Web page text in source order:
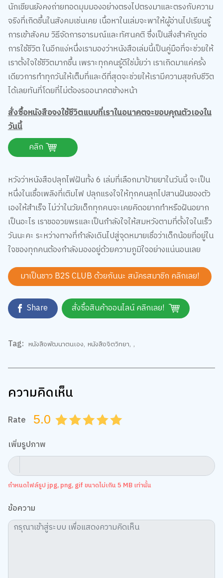
จริงที่เกิดขึ้นในสังคมเช่นเคย เนื้อหาในเล่มจะพาให้ผู้อ่านไปเรียนรู้
การเข้าสังคม วิธีจัดการอารมณ์และทัศนคติ ซึ่งเป็นสิ่งสำคัญต่อ
การใช้ชีวิต ในอีกแง่หนึ่งเรามองว่าหนังสือเล่มนี้เป็นคู่มือที่จะช่วยให้
เราตั้งใจใช้ชีวิตมากขึ้น เพราะทุกคนรู้ดีใช่มั้ยว่า เราเกิดมาแค่ครั้ง
เดียวการทำทุกวันให้เต็มที่และดีที่สุดจะช่วยให้เรามีความสุขกับชีวิต
ได้เลยทันที่โดยที่ไม่ต้องรออนาคตข้างหน้า
สั่งซื้อหนังสือจงใช้ชีวิตแบบที่เราในอนาคตจะขอบคุณตัวเองใน
วันนี้
คลิก
หวังว่าหนังสือปลุกไฟฝันทั้ง 6 เล่มที่เลือกมาป้ายยาในวันนี้ จะเป็น
หนึ่งในเชื้อเพลิงที่เติมไฟ ปลุกแรงใจให้ทุกคนลุกไปสานฝันของตัว
เองให้สำเร็จ ไม่ว่าในวัยเด็กทุกคนจะเคยคิดอยากทำหรือฝันอยาก
เป็นอะไร เราขออวยพรและเป็นกำลังใจให้สมหวังตามที่ตั้งใจในเร็ว
วันนะคะ ระหว่างทางที่กำลังเดินไปสู่จุดหมายเชื่อว่าเด็กน้อยที่อยู่ใน
ใจของทุกคนต้องกำลังมองอยู่ด้วยความภูมิใจอย่างแน่นอนเลย
มาเป็นชาว B2S CLUB ด้วยกันนะ สมัครสมาชิกคลิกเลย!
Share สั่งซื้อสินค้าออนไลน์ คลิกเลย!
ความคิดเห็น
4.5
4.0
3.5
3.0
2.5
2.0
1.5
1.0
0.5
เพิ่มรูปภาพ
กำหนดไฟล์รูป jpg, png, gif ขนาดไม่เกิน 5 MB เท่านั้น
ข้อความ
เราใช้คุกกี้เพื่อเพิ่มประสบการณ์ที่ดีในการใช้เว็บไซต์ แสดงเนื้อหาและโฆษณาให้